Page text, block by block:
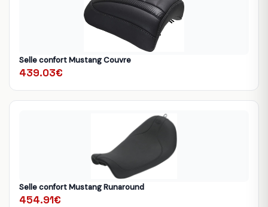
Selle confort Mustang Couvre
439.03€
Selle confort Mustang Runaround
454.91€